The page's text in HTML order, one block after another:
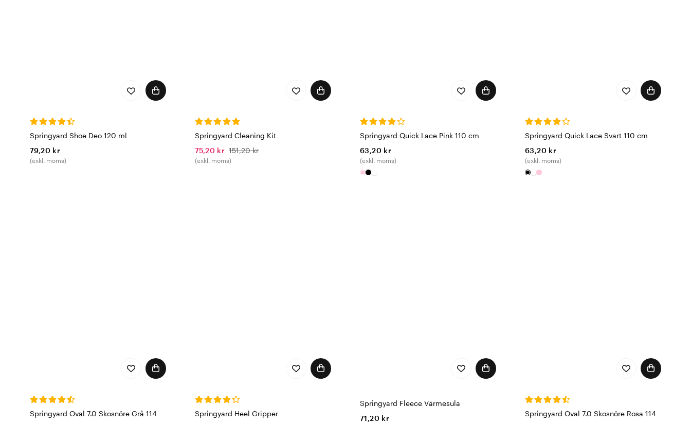
Springyard Shoe Deo 120 ml
79,20 kr
(exkl. moms)
Springyard Cleaning Kit
75,20 kr 151,20 kr
(exkl. moms)
Springyard Quick Lace Pink 110 cm
63,20 kr
(exkl. moms)
Springyard Quick Lace Svart 110 cm
63,20 kr
(exkl. moms)
Springyard Oval 7.0 Skosnöre Grå 114
Springyard Heel Gripper
Springyard Fleece Värmesula
71,20 kr
Springyard Oval 7.0 Skosnöre Rosa 114